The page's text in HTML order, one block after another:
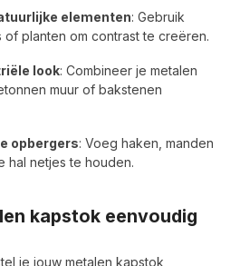
elementen: Gebruik
of planten om contrast te creëren.
look: Combineer je metalen
muur of bakstenen
opbergers: Voeg haken, manden
hal netjes te houden.
kapstok eenvoudig
je jouw metalen kapstok